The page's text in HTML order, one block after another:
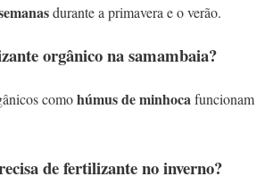
durante a primavera e o verão.
orgânico na samambaia?
comohúmus de minhocafuncionam
de fertilizante no inverno?